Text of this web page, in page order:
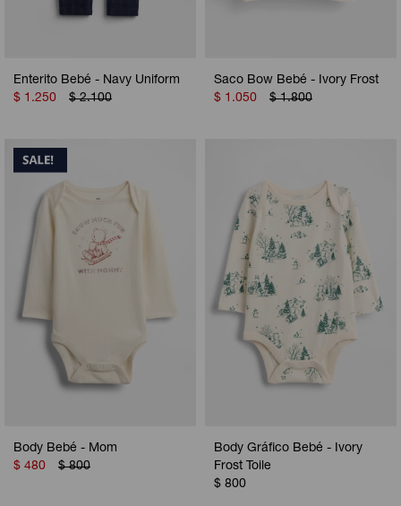
Enterito Bebé - Navy Uniform
$ 1.250 $ 2.100
Saco Bow Bebé - Ivory Frost
$ 1.050 $ 1.800
Body Bebé - Mom
$ 480 $ 800
Body Gráfico Bebé - Ivory
Frost Toile
$ 800